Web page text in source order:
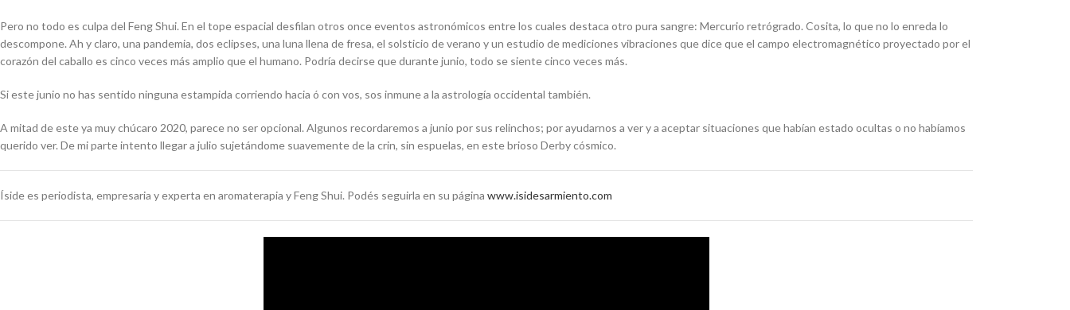
Pero no todo es culpa del Feng Shui. En el tope espacial desfilan otros once eventos astronómicos entre los cuales destaca otro pura sangre: Mercurio retrógrado. Cosita, lo que no lo enreda lo
descompone. Ah y claro, una pandemia, dos eclipses, una luna llena de fresa, el solsticio de verano y un estudio de mediciones vibraciones que dice que el campo electromagnético proyectado por el
corazón del caballo es cinco veces más amplio que el humano. Podría decirse que durante junio, todo se siente cinco veces más.
Si este junio no has sentido ninguna estampida corriendo hacia ó con vos, sos inmune a la astrología occidental también.
A mitad de este ya muy chúcaro 2020, parece no ser opcional. Algunos recordaremos a junio por sus relinchos; por ayudarnos a ver y a aceptar situaciones que habían estado ocultas o no habíamos
querido ver. De mi parte intento llegar a julio sujetándome suavemente de la crin, sin espuelas, en este brioso Derby cósmico.
Íside es periodista, empresaria y experta en aromaterapia y Feng Shui. Podés seguirla en su página www.isidesarmiento.com